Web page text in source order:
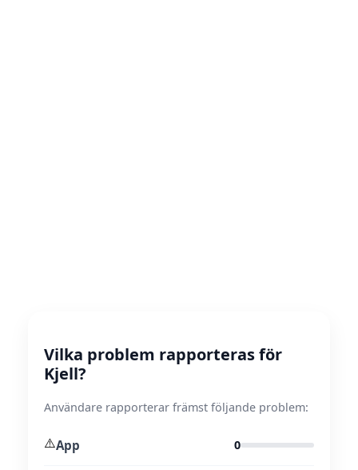
Vilka problem rapporteras för
Kjell?
Användare rapporterar främst följande problem:
⚠️App 0